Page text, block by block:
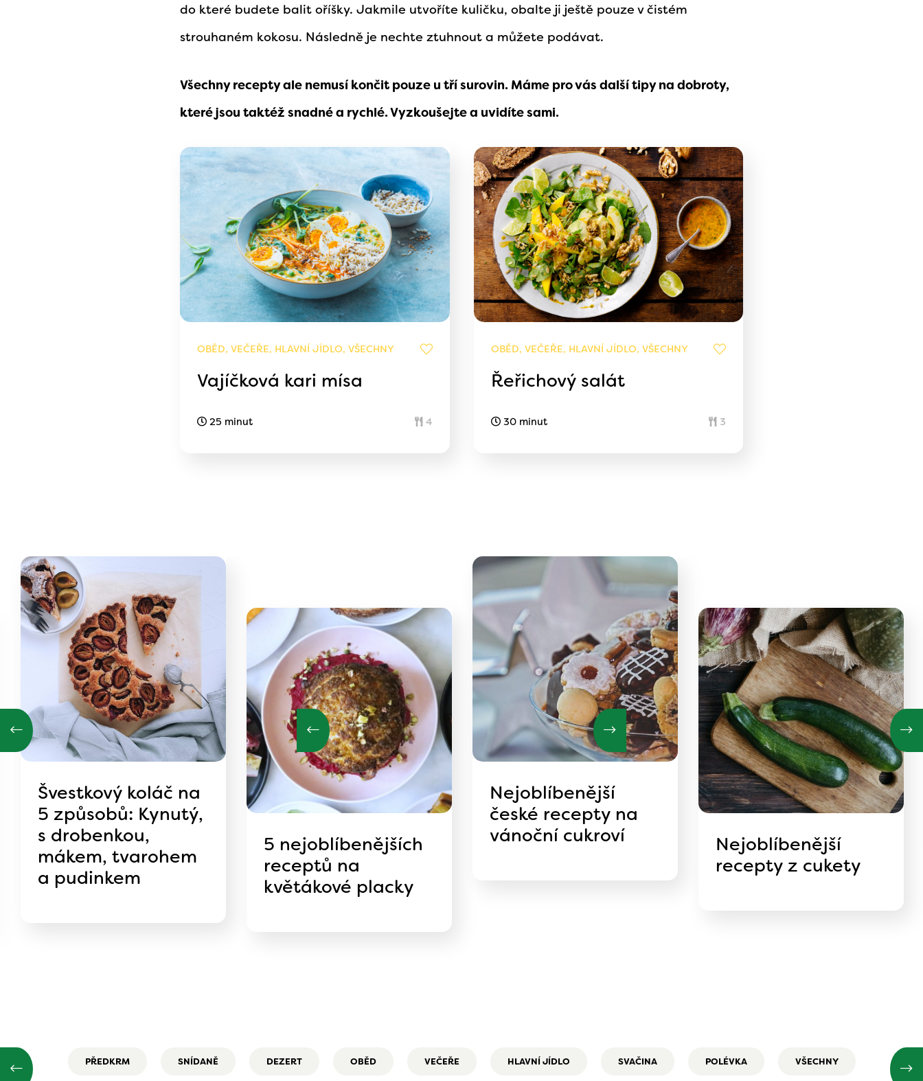
do které budete balit oříšky. Jakmile utvoříte kuličku, obalte ji ještě pouze v čistém
strouhaném kokosu. Následně je nechte ztuhnout a můžete podávat.
Všechny recepty ale nemusí končit pouze u tří surovin. Máme pro vás další tipy na dobroty,
které jsou taktéž snadné a rychlé. Vyzkoušejte a uvidíte sami.
OBĚD, VEČEŘE, HLAVNÍ JÍDLO, VŠECHNY
Vajíčková kari mísa
25 minut 4
OBĚD, VEČEŘE, HLAVNÍ JÍDLO, VŠECHNY
Řeřichový salát
30 minut 3
Švestkový koláč na
5 způsobů: Kynutý,
s drobenkou,
mákem, tvarohem
a pudinkem
5 nejoblíbenějších
receptů na
květákové placky
Nejoblíbenější
české recepty na
vánoční cukroví
Nejoblíbenější
recepty z cukety
PŘEDKRM SNÍDANĚ DEZERT OBĚD VEČEŘE HLAVNÍ JÍDLO SVAČINA POLÉVKA VŠECHNY